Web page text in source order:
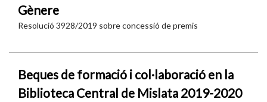
Gènere
Resolució 3928/2019 sobre concessió de premis
Beques de formació i col·laboració en la
Biblioteca Central de Mislata 2019-2020